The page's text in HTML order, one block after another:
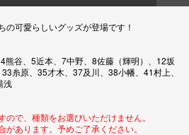
可愛らしいグッズが登場です！
熊谷、5近本、7中野、8佐藤（輝明）、12坂
糸原、35才木、37及川、38小幡、41村上、
浅
で、種類をお選びいただけません。
あります。予めご了承ください。